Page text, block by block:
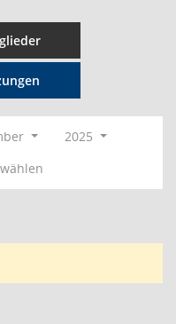
2025